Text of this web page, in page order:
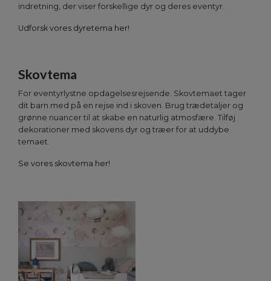
indretning, der viser forskellige dyr og deres eventyr.
Udforsk vores dyretema her!
Skovtema
For eventyrlystne opdagelsesrejsende. Skovtemaet tager
dit barn med på en rejse ind i skoven. Brug trædetaljer og
grønne nuancer til at skabe en naturlig atmosfære. Tilføj
dekorationer med skovens dyr og træer for at uddybe
temaet.
Se vores skovtema her!